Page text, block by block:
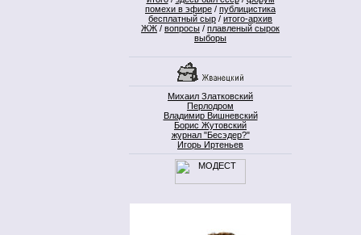
помехи в эфире / публицистика
бесплатный сыр / итого-архив
ЖЖ / вопросы / плавленый сырок
выборы
Михаил Златковский
Перлодром
Владимир Вишневский
Борис Жутовский
журнал "Бесэдер?"
Игорь Иртеньев